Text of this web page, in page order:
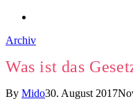
Archiv
Was ist das
By Mido30. August 2017